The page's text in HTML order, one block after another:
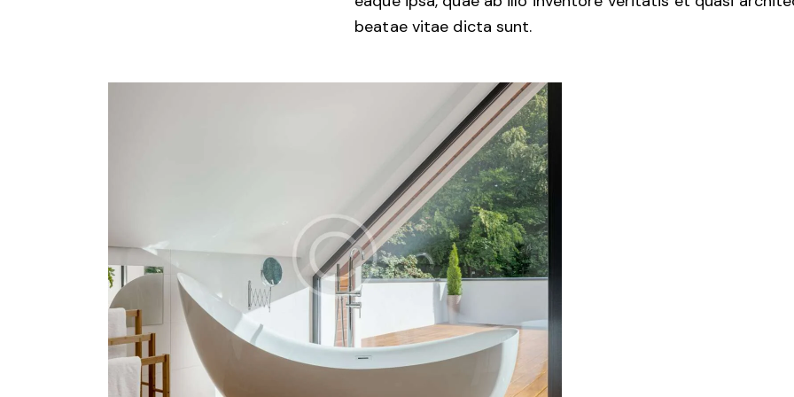
beatae vitae dicta sunt.